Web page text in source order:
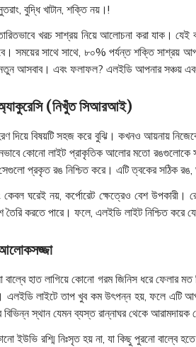
বুদ্ধি খাটান, শক্তি নয়।!
খরচ সাশ্রয় নিয়ে আলোচনা করা যাক। যেই
সময়ের সাথে সাথে, ৮০% পর্যন্ত শক্তি
নতুন আসবাব। এবং ফলাফল? এলইডি আপনার সঞ্চয়
(নিখুঁত সিআরআই)
দিয়ে বিষয়টি সহজ করে বুঝি। কখনও আয়নায়
কোনো লাইট প্রাকৃতিক আলোর মতো
প্রকৃত রঙ নিশ্চিত করে। এটি ত্বকের সঠিক রঙ,
ঘরেই নয়, কর্পোরেট ক্ষেত্রেও বেশ উপকারী।
করতে পারে। ফলে, এলইডি লাইট নিশ্চিত করে
হাত লাগিয়ে কোনো গরম জিনিস ধরে ফেলার
এলইডি লাইটে তাপ খুব কম উৎপন্ন হয়, ফলে এটি
বিভিন্ন স্থান যেমন ব্যস্ত রান্নাঘর থেকে
ইউভি রশ্মি নিঃসৃত হয় না, যা কিছু পুরনো বাল্বে